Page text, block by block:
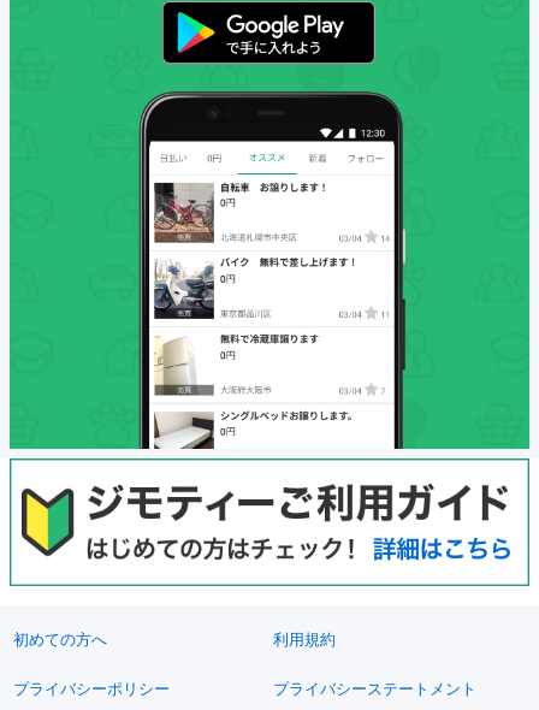
初めての方へ 利用規約
プライバシーポリシー プライバシーステートメント